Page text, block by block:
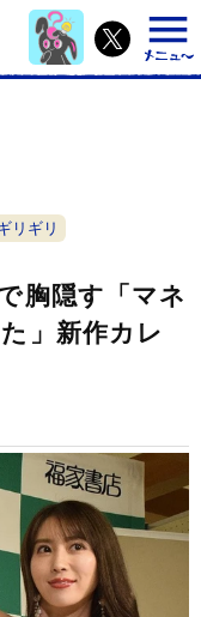
リギリ
胸隠す「マネ
」新作カレ